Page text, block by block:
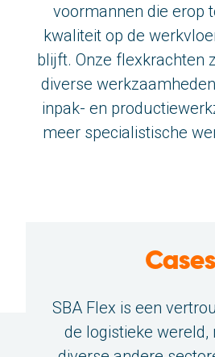
voormannen die erop
kwaliteit op de
blijft. Onze flexkrachten
diverse
inpak- en
meer specialistische
Cases
SBA Flex is een
de logistieke wereld,